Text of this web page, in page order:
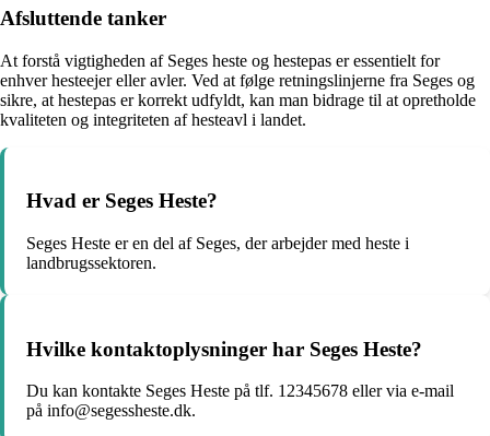
Afsluttende tanker
At forstå vigtigheden af Seges heste og hestepas er essentielt for
enhver hesteejer eller avler. Ved at følge retningslinjerne fra Seges og
sikre, at hestepas er korrekt udfyldt, kan man bidrage til at opretholde
kvaliteten og integriteten af hesteavl i landet.
Hvad er Seges Heste?
Seges Heste er en del af Seges, der arbejder med heste i
landbrugssektoren.
Hvilke kontaktoplysninger har Seges Heste?
Du kan kontakte Seges Heste på tlf. 12345678 eller via e-mail
på info@segessheste.dk.